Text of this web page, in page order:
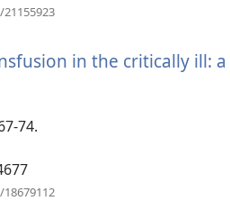
in the critically ill:
74.